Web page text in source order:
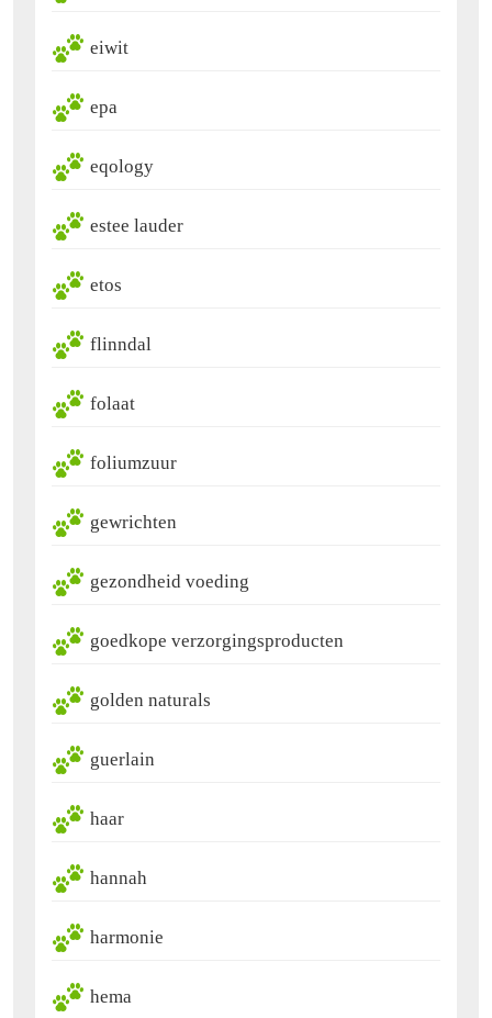
eiwit
epa
eqology
estee lauder
etos
flinndal
folaat
foliumzuur
gewrichten
gezondheid voeding
goedkope verzorgingsproducten
golden naturals
guerlain
haar
hannah
harmonie
hema